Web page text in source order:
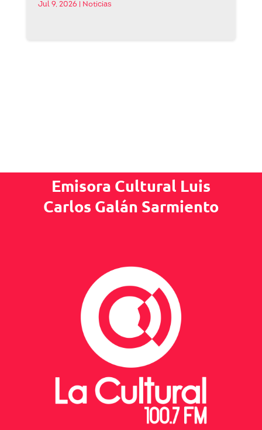
Jul 9, 2026 Noticias
Emisora Cultural Luis
Carlos Galán Sarmiento